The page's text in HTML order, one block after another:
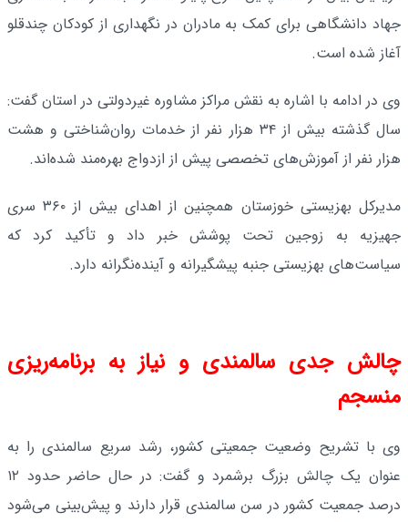
جهاد دانشگاهی برای کمک به مادران در نگهداری از کودکان چندقلو
آغاز شده است.
وی در ادامه با اشاره به نقش مراکز مشاوره غیردولتی در استان گفت:
سال گذشته بیش از ۳۴ هزار نفر از خدمات روان‌شناختی و هشت
هزار نفر از آموزش‌های تخصصی پیش از ازدواج بهره‌مند شده‌اند.
مدیرکل بهزیستی خوزستان همچنین از اهدای بیش از ۳۶۰ سری
جهیزیه به زوجین تحت پوشش خبر داد و تأکید کرد که
سیاست‌های بهزیستی جنبه پیشگیرانه و آینده‌نگرانه دارد.
چالش جدی سالمندی و نیاز به برنامه‌ریزی
منسجم
وی با تشریح وضعیت جمعیتی کشور، رشد سریع سالمندی را به
عنوان یک چالش بزرگ برشمرد و گفت: در حال حاضر حدود ۱۲
درصد جمعیت کشور در سن سالمندی قرار دارند و پیش‌بینی می‌شود